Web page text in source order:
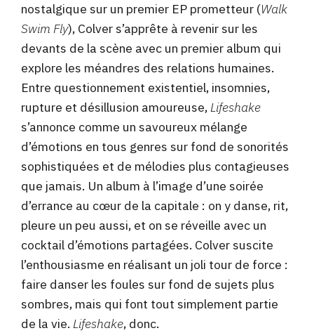
nostalgique sur un premier EP prometteur (Walk
Swim Fly), Colver s’apprête à revenir sur les
devants de la scène avec un premier album qui
explore les méandres des relations humaines.
Entre questionnement existentiel, insomnies,
rupture et désillusion amoureuse, Lifeshake
s’annonce comme un savoureux mélange
d’émotions en tous genres sur fond de sonorités
sophistiquées et de mélodies plus contagieuses
que jamais. Un album à l’image d’une soirée
d’errance au cœur de la capitale : on y danse, rit,
pleure un peu aussi, et on se réveille avec un
cocktail d’émotions partagées. Colver suscite
l’enthousiasme en réalisant un joli tour de force :
faire danser les foules sur fond de sujets plus
sombres, mais qui font tout simplement partie
de la vie. Lifeshake, donc.